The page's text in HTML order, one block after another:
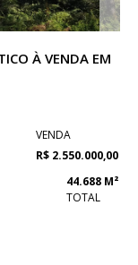
À VENDA EM
VENDA
R$ 2.550.000,00
44.688 M²
TOTAL